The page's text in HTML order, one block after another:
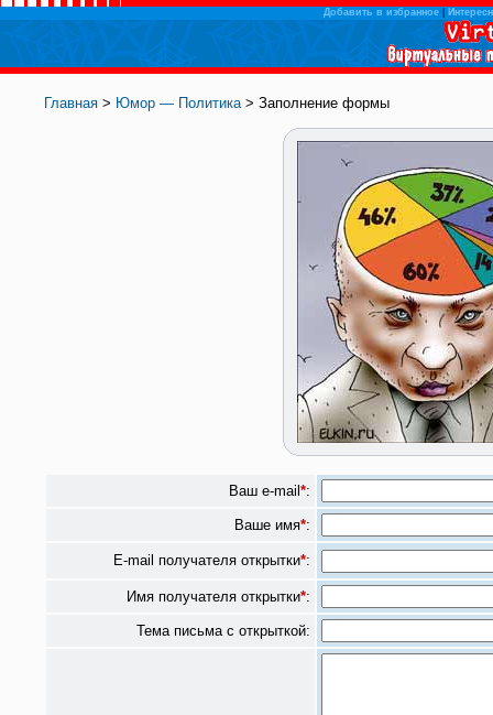
Добавить в избранное|
Главная > Юмор — Политика> Заполнение формы
Ваш e-mail *:
Ваше имя*:
E-mail получателя открытки*:
Имя получателя открытки*:
Тема письма с открыткой: